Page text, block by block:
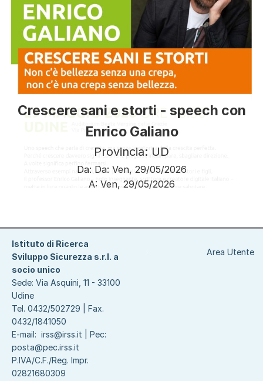
Crescere sani e storti - speech con
Enrico Galiano
Provincia: UD
Da: Da: Ven, 29/05/2026
A: Ven, 29/05/2026
Area Utente
Istituto di Ricerca
Sviluppo Sicurezza s.r.l. a
socio unico
Sede: Via Asquini, 11 - 33100
Udine
Tel. 0432/502729 | Fax.
0432/1841050
E-mail: irss@irss.it | Pec:
posta@pec.irss.it
P.IVA/C.F./Reg. Impr.
02821680309